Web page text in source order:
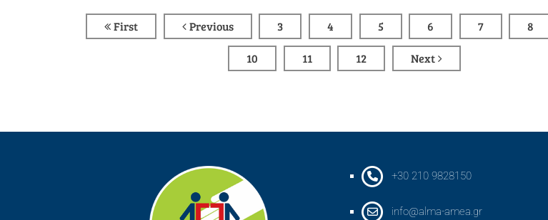
First Previous 3 4 5 6 7 8
10 11 12 Next
+30 210 9828150
info@alma-amea.gr